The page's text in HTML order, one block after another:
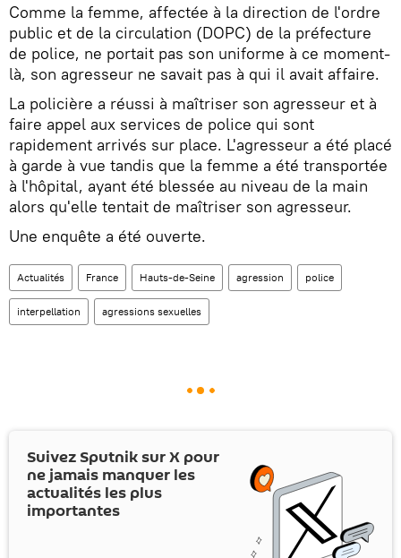
Comme la femme, affectée à la direction de l'ordre
public et de la circulation (DOPC) de la préfecture
de police, ne portait pas son uniforme à ce moment-
là, son agresseur ne savait pas à qui il avait affaire.
La policière a réussi à maîtriser son agresseur et à
faire appel aux services de police qui sont
rapidement arrivés sur place. L'agresseur a été placé
à garde à vue tandis que la femme a été transportée
à l'hôpital, ayant été blessée au niveau de la main
alors qu'elle tentait de maîtriser son agresseur.
Une enquête a été ouverte.
Actualités France Hauts-de-Seine agression police
interpellation agressions sexuelles
Suivez Sputnik surX pour
ne jamais manquer les
actualités les plus
importantes